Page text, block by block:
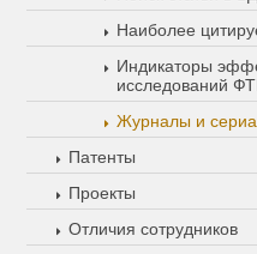
Наиболее
Индикаторы
исследований
Журналы и
Патенты
Проекты
Отличия сотрудников